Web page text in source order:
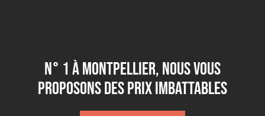
N° 1 à Montpellier, nous vous
proposons des prix imbattables